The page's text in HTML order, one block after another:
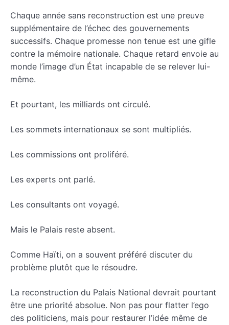
Chaque année sans reconstruction est une preuve
supplémentaire de l’échec des gouvernements
successifs. Chaque promesse non tenue est une gifle
contre la mémoire nationale. Chaque retard envoie au
monde l’image d’un État incapable de se relever lui-
même.
Et pourtant, les milliards ont circulé.
Les sommets internationaux se sont multipliés.
Les commissions ont proliféré.
Les experts ont parlé.
Les consultants ont voyagé.
Mais le Palais reste absent.
Comme Haïti, on a souvent préféré discuter du
problème plutôt que le résoudre.
La reconstruction du Palais National devrait pourtant
être une priorité absolue. Non pas pour flatter l’ego
des politiciens, mais pour restaurer l’idée même de